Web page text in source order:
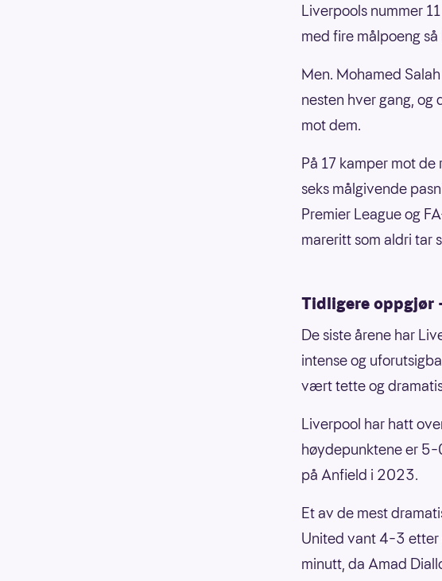
Liverpools nummer
med fire målpoeng så
Men. Mohamed
nesten hver gang, og
mot dem.
På 17 kamper mot
seks målgivende
Premier League og
mareritt som aldri tar
Tidligere oppgjør
De siste årene har
intense og
vært tette og
Liverpool har hatt
høydepunktene er
på Anfield i 2023.
Et av de mest
United vant 4–3 etter
minutt, da Amad